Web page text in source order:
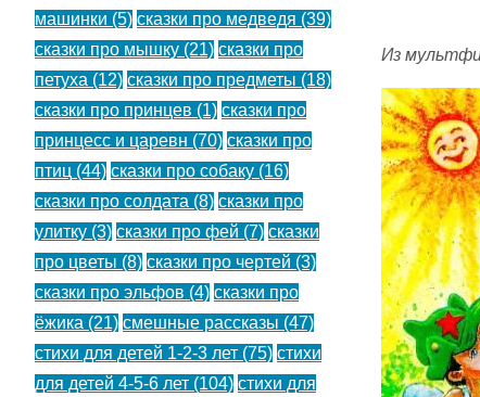
Из
машинки (5) сказки про медведя (39)
сказки про мышку (21) сказки про
петуха (12) сказки про предметы (18)
сказки про принцев (1) сказки про
принцесс и царевн (70) сказки про
птиц (44) сказки про собаку (16)
сказки про солдата (8) сказки про
улитку (3) сказки про фей (7) сказки
про цветы (8) сказки про чертей (3)
сказки про эльфов (4) сказки про
ёжика (21) смешные рассказы (47)
стихи для детей 1-2-3 лет (75) стихи
для детей 4-5-6 лет (104) стихи для